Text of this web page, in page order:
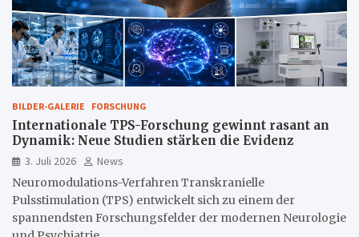
BILDER-GALERIE FORSCHUNG
Internationale TPS-Forschung gewinnt rasant an
Dynamik: Neue Studien stärken die Evidenz
3. Juli 2026
News
Neuromodulations-Verfahren Transkranielle
Pulsstimulation (TPS) entwickelt sich zu einem der
spannendsten Forschungsfelder der modernen Neurologie